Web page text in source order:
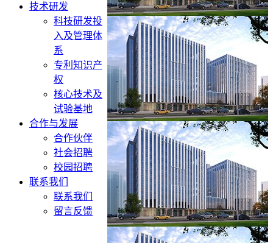
技术研发
科技研发投
入及管理体
系
专利知识产
权
核心技术及
试验基地
合作与发展
合作伙伴
社会招聘
校园招聘
联系我们
联系我们
留言反馈